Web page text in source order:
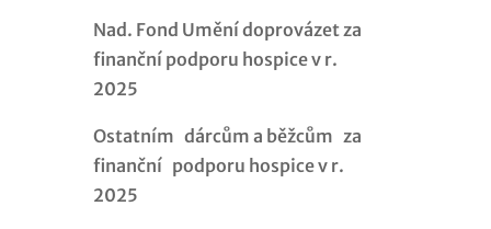
Nad. Fond Umění doprovázet za
finanční podporu hospice v r.
2025
Ostatním dárcům a běžcům za
finanční podporu hospice v r.
2025